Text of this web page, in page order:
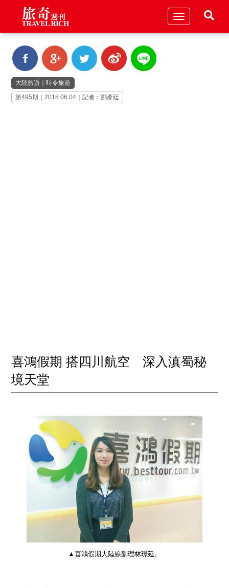
Toggle
大陸旅遊
時令旅遊
第495期｜2018.06.04｜記者：劉彥廷
喜鴻假期 搭四川航空 深入滇蜀秘
境天堂
▲喜鴻假期大陸線副理林璟延。